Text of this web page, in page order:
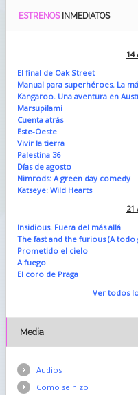
ESTRENOS INMEDIATOS
14
El final de Oak Street
Manual para superhéroes. La
Kangaroo. Una aventura en
Marsupilami
Cuenta atrás
Este-Oeste
Vivir la tierra
Palestina 36
Días de agosto
Nimrods: A green day comedy
Katseye: Wild Hearts
21
Insidious. Fuera del más allá
The fast and the furious (A todo
Prometido el cielo
A fuego
El coro de Praga
Ver todos
Media
Audios
Como se hizo